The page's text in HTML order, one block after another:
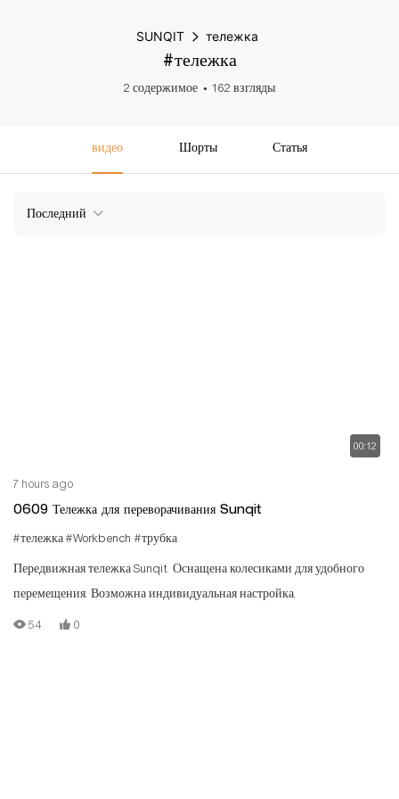
SUNQIT тележка
#тележка
2 содержимое 162 взгляды
видео Шорты Статья
Последний
00:12
7 hours ago
0609 Тележка для переворачивания Sunqit
#тележка#Workbench #трубка
Передвижная тележка Sunqit. Оснащена колесиками для удобного
перемещения. Возможна индивидуальная настройка.
54 0